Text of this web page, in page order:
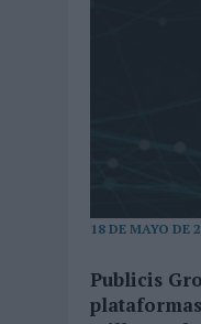
18 DE MAYO DE
Publicis